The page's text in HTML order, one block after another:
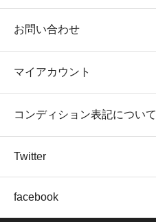
お問い合わせ
マイアカウント
コンディション表記について
Twitter
facebook